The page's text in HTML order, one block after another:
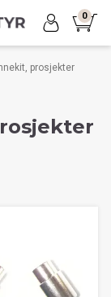
0
prosjekter